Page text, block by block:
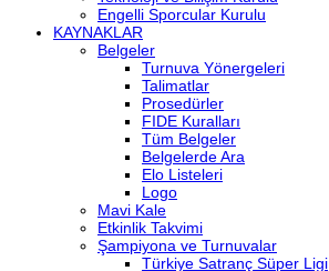
Engelli Sporcular Kurulu
KAYNAKLAR
Belgeler
Turnuva Yönergeleri
Talimatlar
Prosedürler
FIDE Kuralları
Tüm Belgeler
Belgelerde Ara
Elo Listeleri
Logo
Mavi Kale
Etkinlik Takvimi
Şampiyona ve Turnuvalar
Türkiye Satranç Süper Ligi